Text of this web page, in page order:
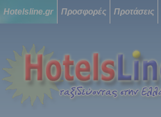
Hotelsline.gr Προσφορές Προτάσεις